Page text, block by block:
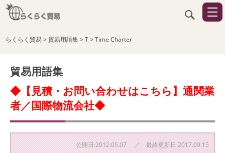
らくらく貿易> 貿易用語集>T>Time Charter
貿易用語集
◆【見積・お問い合わせはこちら】通関業
者／国際物流会社◆
公開日:2012.05.07 ／ 最終更新日:2017.09.15